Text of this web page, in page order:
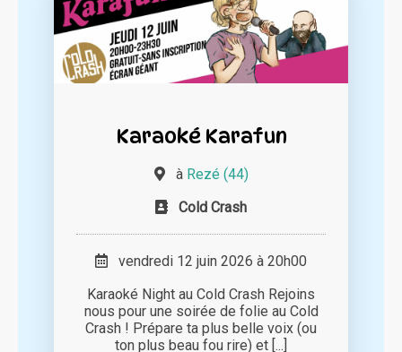
Karaoké Karafun
à Rezé (44)
Cold Crash
vendredi 12 juin 2026 à 20h00
Karaoké Night au Cold Crash Rejoins
nous pour une soirée de folie au Cold
Crash ! Prépare ta plus belle voix (ou
ton plus beau fou rire) et [...]